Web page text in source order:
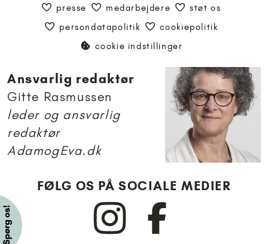
presse
medarbejdere
støt os
persondatapolitik
cookiepolitik
cookie indstillinger
Ansvarlig redaktør
Gitte Rasmussen
leder og ansvarlig
redaktør
AdamogEva.dk
FØLG OS PÅ SOCIALE MEDIER